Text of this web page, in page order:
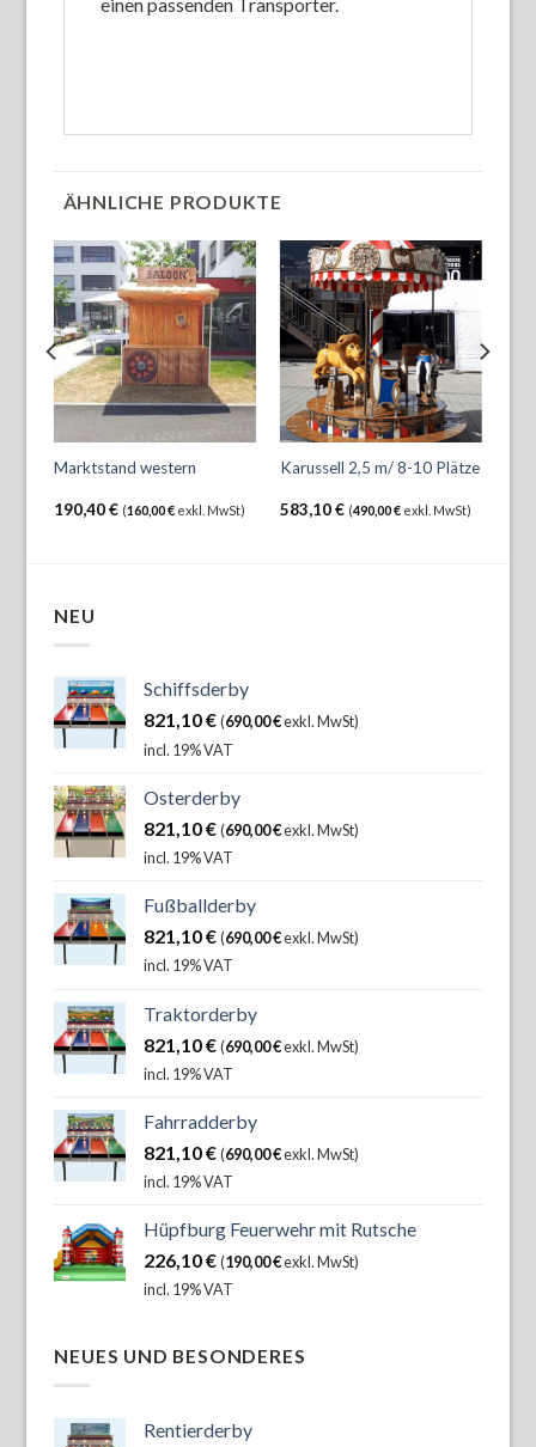
ÄHNLICHE PRODUKTE
Marktstand western
190,40€ (160,00€ exkl. MwSt)
Karussell 2,5 m/ 8-10 Plätze
583,10€ (490,00€exkl. MwSt)
NEU
Schiffsderby
821,10€ (690,00€exkl. MwSt)
incl. 19% VAT
Osterderby
821,10€ (690,00€exkl. MwSt)
incl. 19% VAT
Fußballderby
821,10€ (690,00€exkl. MwSt)
incl. 19% VAT
Traktorderby
821,10€ (690,00€exkl. MwSt)
incl. 19% VAT
Fahrradderby
821,10€ (690,00€exkl. MwSt)
incl. 19% VAT
Hüpfburg Feuerwehr mit Rutsche
226,10€ (190,00€exkl. MwSt)
incl. 19% VAT
NEUES UND BESONDERES
Rentierderby